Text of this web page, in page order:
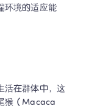
环境的适应能
活在群体中，这
猴（Macaca